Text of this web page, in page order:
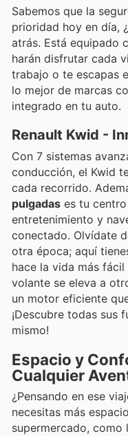
Sabemos que la
prioridad hoy en día,
atrás. Está equipado
harán disfrutar cada
trabajo o te escapas
lo mejor de marcas
integrado en tu auto.
Renault Kwid -
Con 7 sistemas
conducción, el Kwid
cada recorrido.
pulgadas es tu
entretenimiento y
conectado. Olvídate
otra época; aquí
hace la vida más
volante se eleva a
un motor eficiente
¡Descubre todas sus
mismo!
Espacio y
Cualquier
¿Pensando en ese
necesitas más
supermercado, como